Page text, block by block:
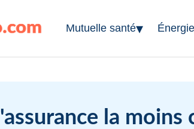
Mutuelle santé▾ Énergie
la moins